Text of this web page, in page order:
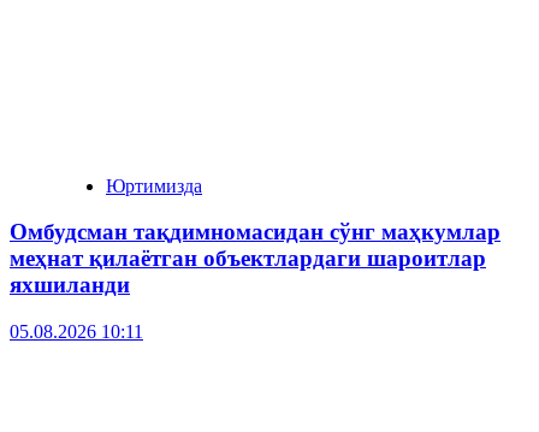
Юртимизда
Омбудсман тақдимномасидан сўнг маҳкумлар
меҳнат қилаётган объектлардаги шароитлар
яхшиланди
05.08.2026 10:11